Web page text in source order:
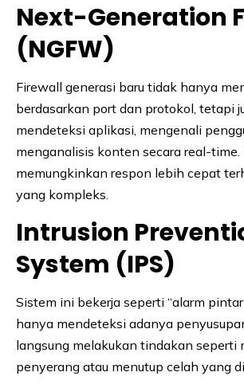
Next-Generation
(NGFW)
Firewall generasi baru tidak hanya
berdasarkan port dan protokol, tetapi
mendeteksi aplikasi, mengenali
menganalisis konten secara real-time.
memungkinkan respon lebih cepat
yang kompleks.
Intrusion
System (IPS)
Sistem ini bekerja seperti “alarm
hanya mendeteksi adanya
langsung melakukan tindakan seperti
penyerang atau menutup celah yang